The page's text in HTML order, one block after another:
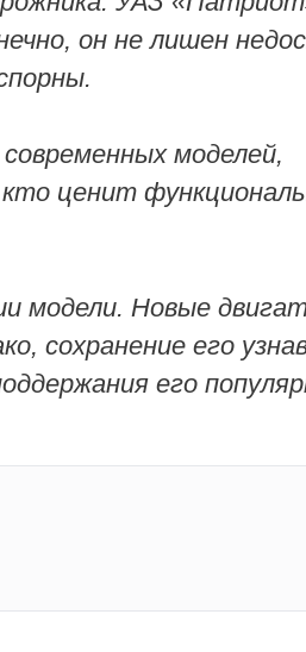
он не лишен
моделей,
ценит
модели. Новые
сохранение его
его